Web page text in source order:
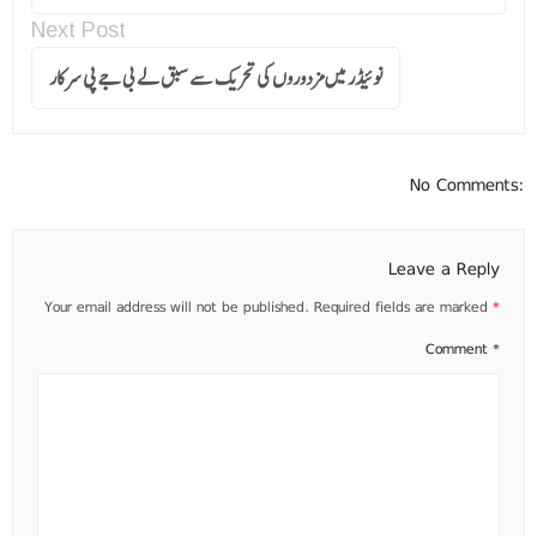
Next Post
نوئیڈر میں مزدوروں کی تحریک سے سبق لے بی جے پی سرکار
No Comments:
Leave a Reply
Your email address will not be published. Required fields are marked *
Comment *